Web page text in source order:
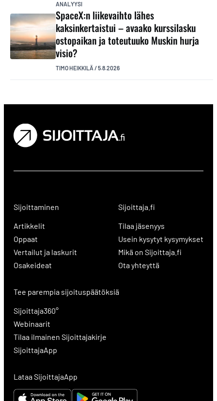
ANALYYSI
SpaceX:n liikevaihto lähes
kaksinkertaistui – avaako kurssilasku
ostopaikan ja toteutuuko Muskin hurja
visio?
TIMO HEIKKILÄ /5.8.2026
Sijoittaminen
Artikkelit
Oppaat
Vertailut ja laskurit
Osakeideat
Sijoittaja.fi
Tilaa jäsenyys
Usein kysytyt kysymykset
Mikä on Sijoittaja.fi
Ota yhteyttä
Tee parempia sijoituspäätöksiä
Sijoittaja360°
Webinaarit
Tilaa ilmainen Sijoittajakirje
SijoittajaApp
Lataa SijoittajaApp